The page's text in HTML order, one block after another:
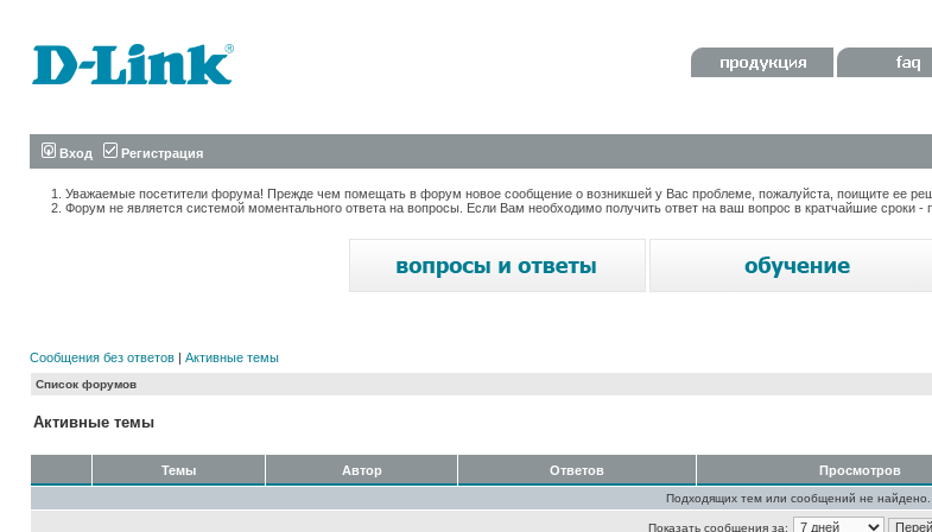
Вход Регистрация
Уважаемые посетители форума! Прежде чем помещать в форум новое сообщение о возникшей у Вас проблеме, пожалуйста, поищите ее
Форум не является системой моментального ответа на вопросы. Если Вам необходимо получить ответ на ваш вопрос в кратчайшие сроки -
Сообщения без ответов | Активные темы
Список форумов
Активные темы
Темы Автор Ответов Просмотров
Подходящих тем или сообщений не найдено.
Показать сообщения за: